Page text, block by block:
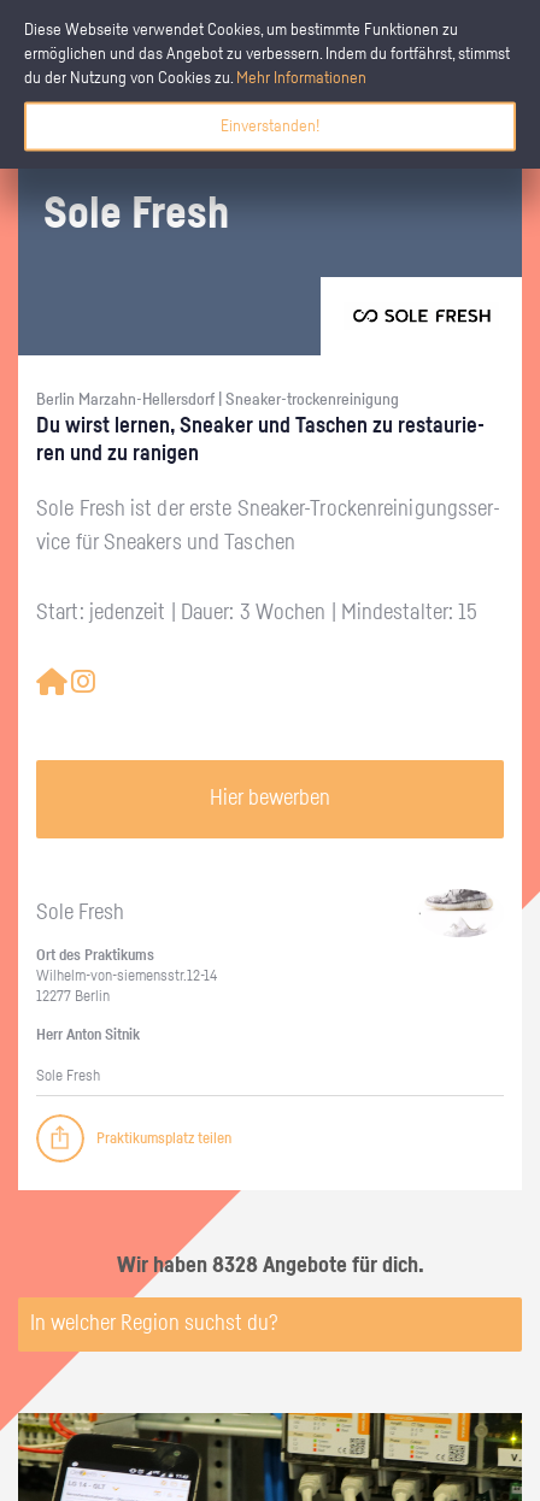
Diese Webseite verwendet Cookies, um bestimmte Funktionen zu
ermöglichen und das Angebot zu verbessern. Indem du fortfährst, stimmst
du der Nutzung von Cookies zu. Mehr Informationen
Einverstanden!
Sole Fresh
Berlin Marzahn-Hellersdorf | Sneaker-trockenreinigung
Du wirst ler­nen, Snea­ker und Ta­schen zu re­stau­rie­
ren und zu ra­ni­gen
Sole Fresh ist der erste Snea­ker-Tro­cken­rei­ni­gungs­ser­
vice für Snea­kers und Ta­schen
Start: jedenzeit | Dauer: 3 Wochen | Mindestalter: 15
Hier bewerben
Sole Fresh
Ort des Prak­ti­kums
Wil­helm-von-sie­mens­str.12-14
12277 Ber­lin
Herr Anton Sit­nik
Sole Fresh
Praktikumsplatz teilen
Wir haben 8328 Angebote für dich.